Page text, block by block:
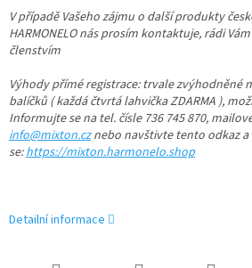
V případě Vašeho zájmu o další produkty
HARMONELO nás prosím kontaktuje, rádi
členstvím
Výhody přímé registrace: trvale zvýhodněné
balíčků ( každá čtvrtá lahvička ZDARMA ),
Informujte se na tel. čísle 736 745 870,
info@mixton.cznebo navštivte tento odkaz a
se:https://mixton.harmonelo.shop
Detailní informace